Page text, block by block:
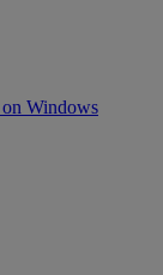
Windows